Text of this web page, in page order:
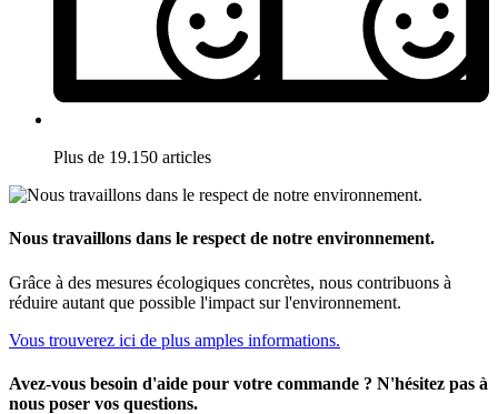
Plus de 19.150 articles
Nous travaillons dans le respect de notre environnement.
Grâce à des mesures écologiques concrètes, nous contribuons à
réduire autant que possible l'impact sur l'environnement.
Vous trouverez ici de plus amples informations.
Avez-vous besoin d'aide pour votre commande ? N'hésitez pas à
nous poser vos questions.